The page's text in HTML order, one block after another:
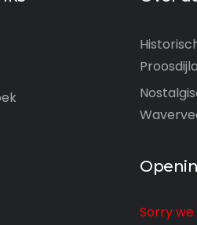
randstad. Imponerend als je
voorbij ziet suizen. Dan pas
dat de
Sorry